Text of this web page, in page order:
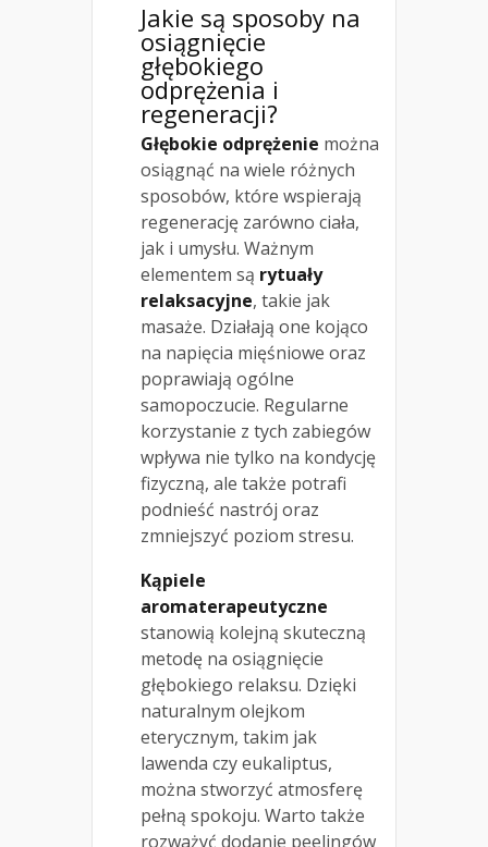
Jakie są sposoby na
osiągnięcie
głębokiego
odprężenia i
regeneracji?
Głębokie odprężenie można
osiągnąć na wiele różnych
sposobów, które wspierają
regenerację zarówno ciała,
jak i umysłu. Ważnym
elementem są rytuały
relaksacyjne, takie jak
masaże. Działają one kojąco
na napięcia mięśniowe oraz
poprawiają ogólne
samopoczucie. Regularne
korzystanie z tych zabiegów
wpływa nie tylko na kondycję
fizyczną, ale także potrafi
podnieść nastrój oraz
zmniejszyć poziom stresu.
Kąpiele
aromaterapeutyczne
stanowią kolejną skuteczną
metodę na osiągnięcie
głębokiego relaksu. Dzięki
naturalnym olejkom
eterycznym, takim jak
lawenda czy eukaliptus,
można stworzyć atmosferę
pełną spokoju. Warto także
rozważyć dodanie peelingów